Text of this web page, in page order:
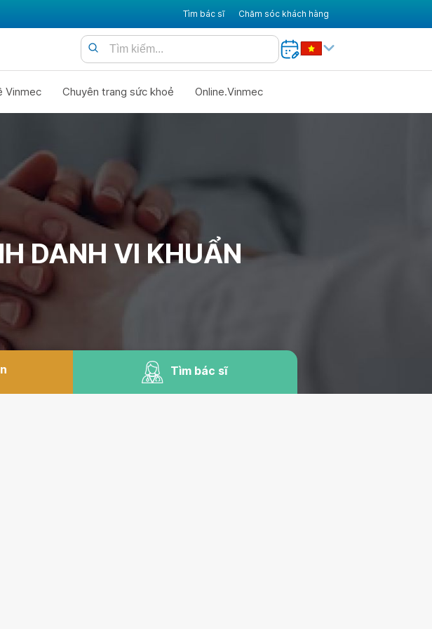
Tìm bác sĩ Chăm sóc khách hàng
Vinmec Chuyên trang sức khoẻ Online.Vinmec
DANH VI KHUẨN
Tìm bác sĩ